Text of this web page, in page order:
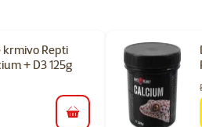
krmivo Repti
+ D3 125g
do košíku